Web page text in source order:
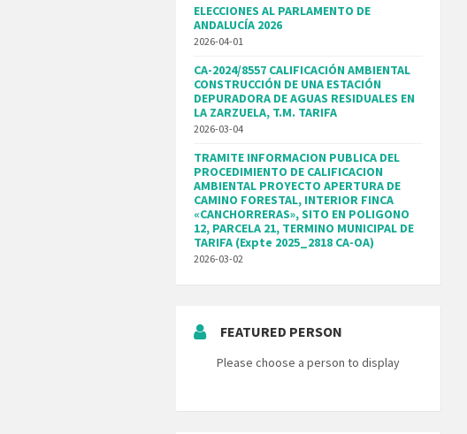
ELECCIONES AL PARLAMENTO DE
ANDALUCÍA 2026
2026-04-01
CA-2024/8557 CALIFICACIÓN AMBIENTAL
CONSTRUCCIÓN DE UNA ESTACIÓN
DEPURADORA DE AGUAS RESIDUALES EN
LA ZARZUELA, T.M. TARIFA
2026-03-04
TRAMITE INFORMACION PUBLICA DEL
PROCEDIMIENTO DE CALIFICACION
AMBIENTAL PROYECTO APERTURA DE
CAMINO FORESTAL, INTERIOR FINCA
«CANCHORRERAS», SITO EN POLIGONO
12, PARCELA 21, TERMINO MUNICIPAL DE
TARIFA (Expte 2025_2818 CA-OA)
2026-03-02
FEATURED PERSON
Please choose a person to display